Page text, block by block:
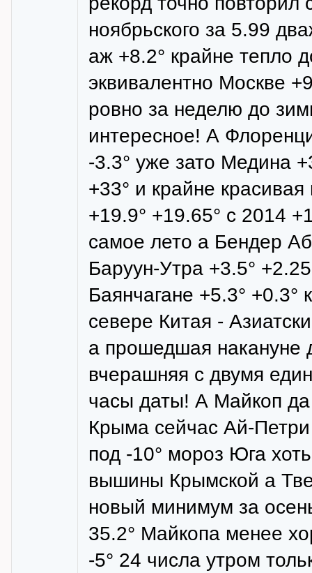
ноябрьского за 5.99
аж +8.2° крайне тепло
эквивалентно Москве
ровно за неделю до
интересное! А
-3.3° уже зато Медина
+33° и крайне
+19.9° +19.65° с 2014
самое лето а Бендер
Баруун-Утра +3.5°
Баянчагане +5.3° +0.3°
севере Китая -
а прошедшая накануне
вчерашняя с двумя
часы даты! А Майкоп
Крыма сейчас Ай-
под -10° мороз Юга
вышины Крымской а
новый минимум за
35.2° Майкопа менее
-5° 24 числа утром